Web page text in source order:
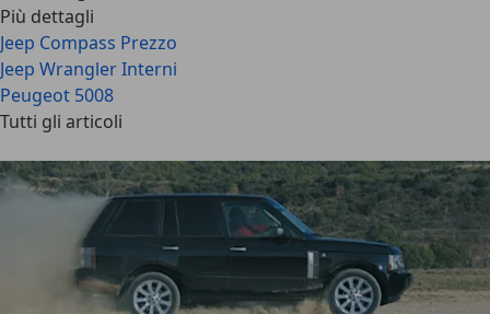
Più dettagli
Jeep Compass Prezzo
Jeep Wrangler Interni
Peugeot 5008
Tutti gli articoli